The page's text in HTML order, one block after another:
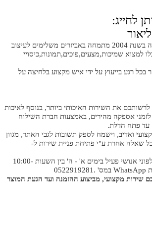
לחייג:
הוקמה בשנת 2004 מתמחה באביזרים משלימים לעיצוב
למצוא שמיכות,מצעים,פוכים,תמונות,כיסויי
בכל רגע בייעוץ על ידי איש מקצוע בלחיצה על
לרשותכם את השירות האיכותי ביותר, בנוסף לאיכות
לזמני אספקה מהירים, באמצעות חברת השילוח
עד פתח הדלת.
ואדיב, וישמח לספק תשובות לגבי האתר, מגוון
שאלה אחרת ע"י פתיחת פניית שירות ל-
מוקד השירות למענה טלפוני אנושי פעיל בימים א' - ה' בין השעות 10:00-
שירות מקצועי, מביצוע ההזמנה ועד הגעת המוצר